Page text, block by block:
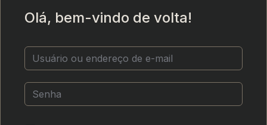
Olá, bem-vindo de volta!